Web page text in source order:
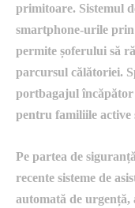
primitoare. Sistemul
smartphone-urile
permite șoferului să
parcursul călătoriei.
portbagajul încăpător
pentru familiile active
Pe partea de
recente sisteme de
automată de urgență,